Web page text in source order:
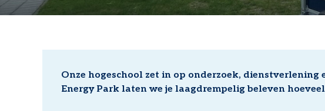
Onze hogeschool zet in op onderzoek,
Energy Park laten we je laagdrempelig beleven